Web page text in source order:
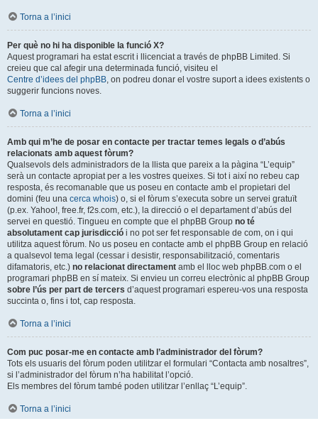
Torna a l’inici
Per què no hi ha disponible la funció X?
Aquest programari ha estat escrit i llicenciat a través de phpBB Limited. Si
creieu que cal afegir una determinada funció, visiteu el
Centre d’idees del phpBB, on podreu donar el vostre suport a idees existents o
suggerir funcions noves.
Torna a l’inici
Amb qui m’he de posar en contacte per tractar temes legals o d’abús
relacionats amb aquest fòrum?
Qualsevols dels administradors de la llista que pareix a la pàgina “L’equip”
serà un contacte apropiat per a les vostres queixes. Si tot i així no rebeu cap
resposta, és recomanable que us poseu en contacte amb el propietari del
domini (feu una cerca whois) o, si el fòrum s’executa sobre un servei gratuït
(p.ex. Yahoo!, free.fr, f2s.com, etc.), la direcció o el departament d’abús del
servei en questió. Tingueu en compte que el phpBB Group no té
absolutament cap jurisdicció i no pot ser fet responsable de com, on i qui
utilitza aquest fòrum. No us poseu en contacte amb el phpBB Group en relació
a qualsevol tema legal (cessar i desistir, responsabilització, comentaris
difamatoris, etc.) no relacionat directament amb el lloc web phpBB.com o el
programari phpBB en sí mateix. Si envieu un correu electrònic al phpBB Group
sobre l’ús per part de tercers d’aquest programari espereu-vos una resposta
succinta o, fins i tot, cap resposta.
Torna a l’inici
Com puc posar-me en contacte amb l’administrador del fòrum?
Tots els usuaris del fòrum poden utilitzar el formulari “Contacta amb nosaltres”,
si l’administrador del fòrum n’ha habilitat l’opció.
Els membres del fòrum també poden utilitzar l’enllaç “L’equip”.
Torna a l’inici